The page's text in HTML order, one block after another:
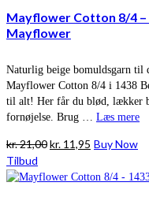
Mayflower Cotton 8/4 –
Mayflower
Naturlig beige bomuldsgarn til
Mayflower Cotton 8/4 i 1438
til alt! Her får du blød, lækker
fornøjelse. Brug … Læs mere
kr.21,00Den
pris
kr. 11,95 Den
pris
Buy Now
Tilbud